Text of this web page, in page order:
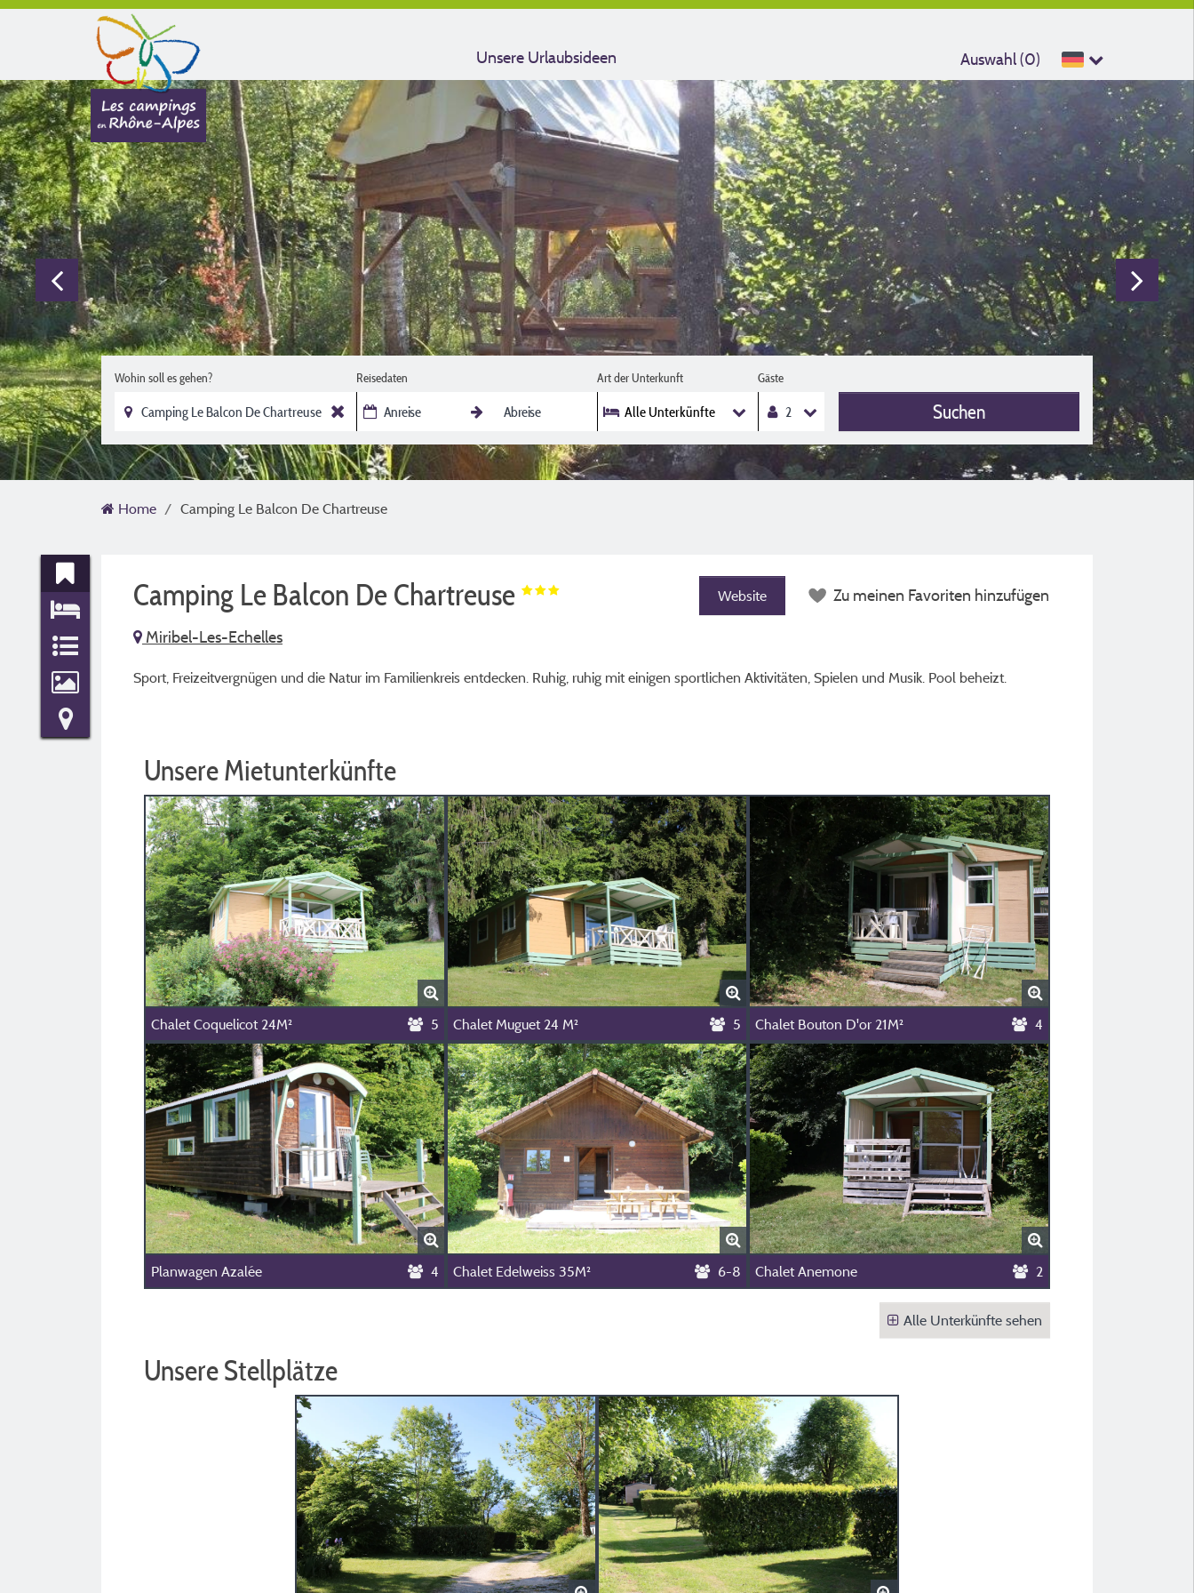
Unsere Urlaubsideen Auswahl (0)
Wohin soll es gehen? Reisedaten Art der Unterkunft
Alle Unterkünfte
Gäste
Suchen
Home Camping Le Balcon De Chartreuse
Camping Le Balcon De Chartreuse
Miribel-Les-Echelles
Website Zu meinen Favoriten hinzufügen
Sport, Freizeitvergnügen und die Natur im Familienkreis entdecken. Ruhig, ruhig mit einigen sportlichen Aktivitäten, Spielen und Musik. Pool beheizt.
Unsere Mietunterkünfte
Chalet Coquelicot 24M² 5 Chalet Muguet 24 M² 5 Chalet Bouton D'or 21M² 4
Planwagen Azalée 4 Chalet Edelweiss 35M² 6-8 Chalet Anemone 2
Alle Unterkünfte sehen
Unsere Stellplätze